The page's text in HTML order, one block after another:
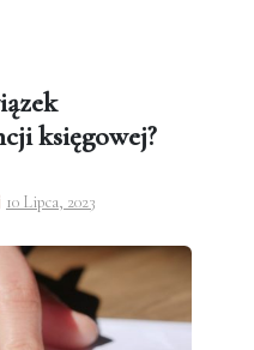
księgowej?
10 Lipca, 2023